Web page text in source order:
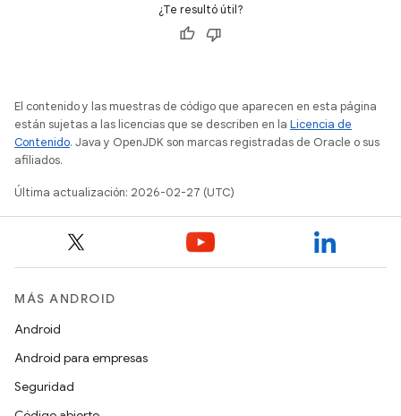
¿Te resultó útil?
El contenido y las muestras de código que aparecen en esta página
están sujetas a las licencias que se describen en la Licencia de
Contenido. Java y OpenJDK son marcas registradas de Oracle o sus
afiliados.
Última actualización: 2026-02-27 (UTC)
MÁS ANDROID
Android
Android para empresas
Seguridad